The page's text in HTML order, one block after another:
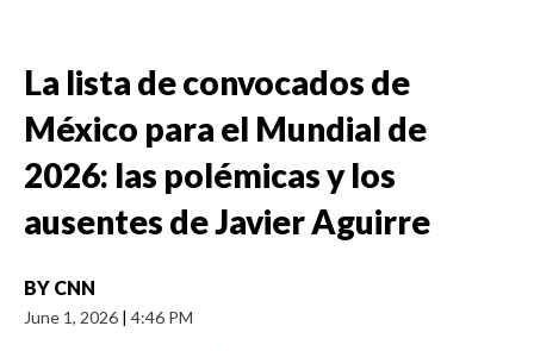
La lista de convocados de
México para el Mundial de
2026: las polémicas y los
ausentes de Javier Aguirre
BY CNN
June 1, 2026 | 4:46 PM